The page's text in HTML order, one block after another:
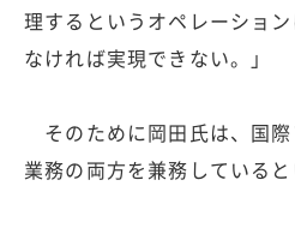
理するというオペレーショ
なければ実現できない。」
そのために岡田氏は、国
業務の両方を兼務していると